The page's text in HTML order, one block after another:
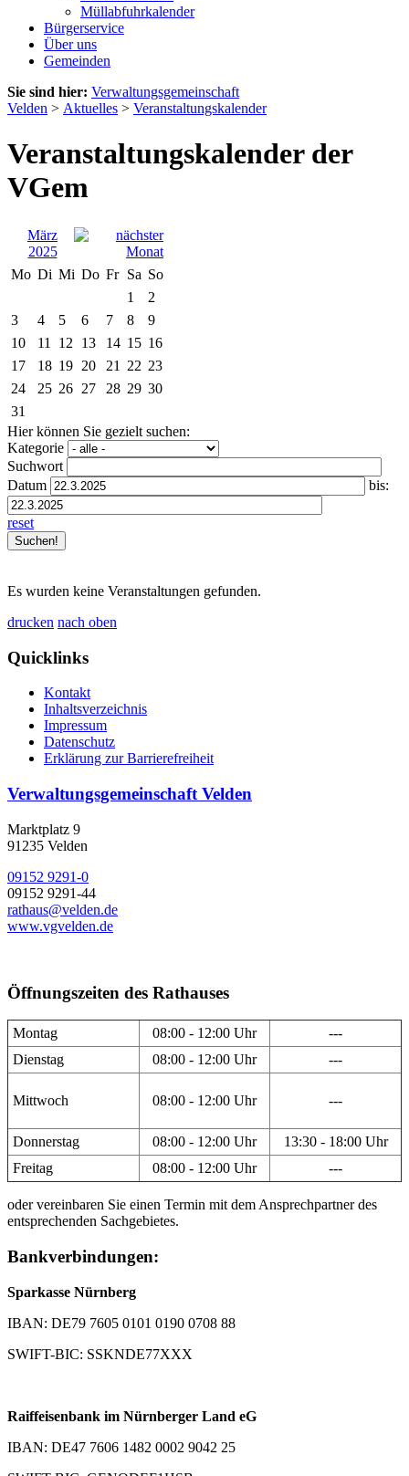
Müllabfuhrkalender
Bürgerservice
Über uns
Gemeinden
Sie sind hier: Verwaltungsgemeinschaft
Velden > Aktuelles > Veranstaltungskalender
Veranstaltungskalender der
VGem
März
2025
Mo Di Mi Do Fr Sa So
1
2
3
4 5 6 7 8
9
10
11 12 13 14 15 16
17
18 19 20 21 22 23
24
25 26 27 28 29 30
31
Hier können Sie gezielt suchen:
Kategorie
Suchwort
Datum
bis:
reset
Es wurden keine Veranstaltungen gefunden.
drucken nach oben
Quicklinks
Kontakt
Inhaltsverzeichnis
Impressum
Datenschutz
Erklärung zur Barrierefreiheit
Verwaltungsgemeinschaft Velden
Marktplatz 9
91235 Velden
09152 9291-0
09152 9291-44
rathaus@velden.de
www.vgvelden.de
Öffnungszeiten des Rathauses
Montag 08:00 - 12:00 Uhr
---
Dienstag
08:00 - 12:00 Uhr ---
Mittwoch 08:00 - 12:00 Uhr ---
Donnerstag 08:00 - 12:00 Uhr
13:30 - 18:00 Uhr
Freitag
08:00 - 12:00 Uhr ---
oder vereinbaren Sie einen Termin mit dem Ansprechpartner des
entsprechenden Sachgebietes.
Bankverbindungen:
Sparkasse Nürnberg
IBAN: DE79 7605 0101 0190 0708 88
SWIFT-BIC: SSKNDE77XXX
Raiffeisenbank im Nürnberger Land eG
IBAN: DE47 7606 1482 0002 9042 25